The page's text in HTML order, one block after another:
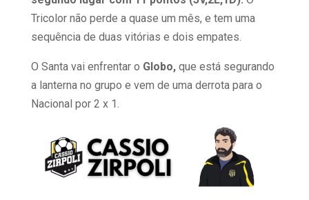
Tricolor não perde a quase um mês, e tem uma
sequência de duas vitórias e dois empates.
O Santa vai enfrentar o Globo,que está segurando
a lanterna no grupo e vem de uma derrota para o
Nacional por 2 x 1.